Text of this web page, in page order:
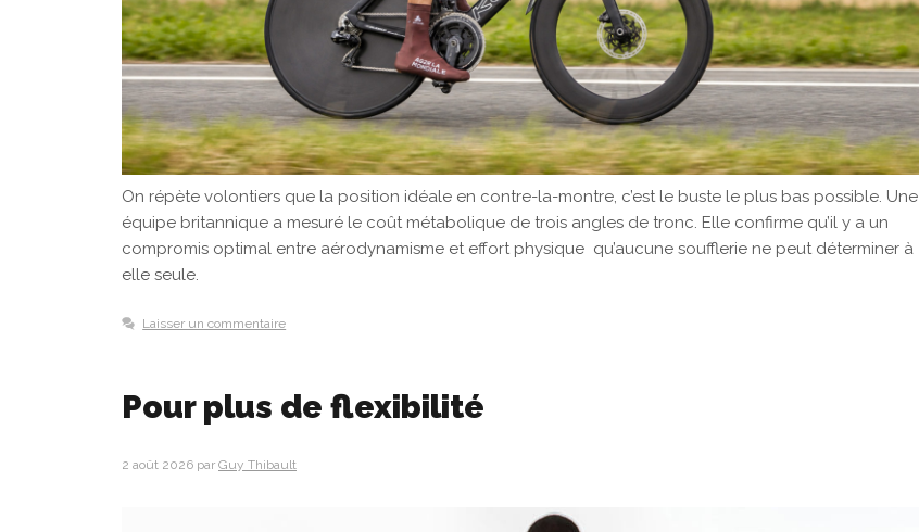
On répète volontiers que la position idéale en contre-la-montre, c’est le buste le plus bas possible. Une
équipe britannique a mesuré le coût métabolique de trois angles de tronc. Elle confirme qu’il y a un
compromis optimal entre aérodynamisme et effort physique qu’aucune soufflerie ne peut déterminer à
elle seule.
Laisser un commentaire
Pour plus de flexibilité
2 août 2026 par Guy Thibault